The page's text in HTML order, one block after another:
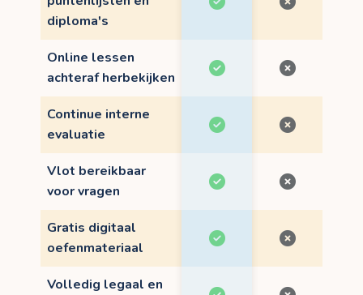
diploma's
Online lessen
achteraf herbekijken
Continue interne
evaluatie
Vlot bereikbaar
voor vragen
Gratis digitaal
oefenmateriaal
Volledig legaal en